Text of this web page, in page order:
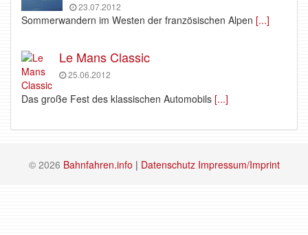
23.07.2012
Sommerwandern im Westen der französischen Alpen [...]
Le Mans Classic
25.06.2012
Das große Fest des klassischen Automobils [...]
© 2026 Bahnfahren.info | Datenschutz Impressum/Imprint